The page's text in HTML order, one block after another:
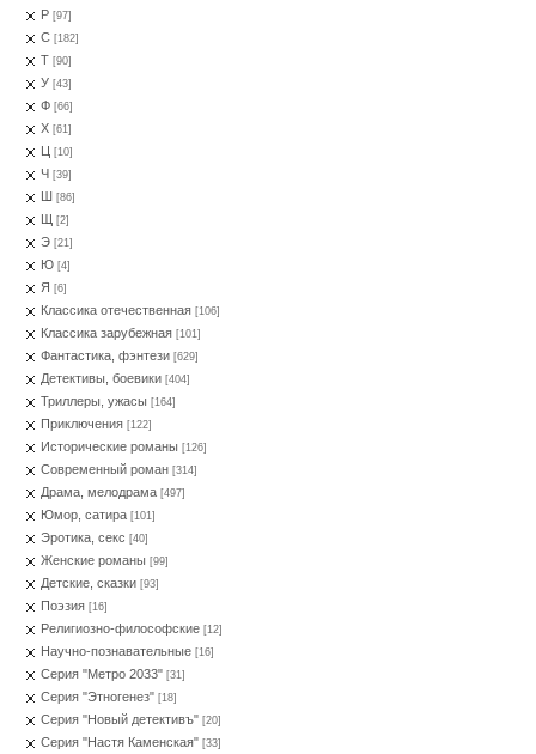
Р [97]
С [182]
Т [90]
У [43]
Ф [66]
Х [61]
Ц [10]
Ч [39]
Ш [86]
Щ [2]
Э [21]
Ю [4]
Я [6]
Классика отечественная [106]
Классика зарубежная [101]
Фантастика, фэнтези [629]
Детективы, боевики [404]
Триллеры, ужасы [164]
Приключения [122]
Исторические романы [126]
Современный роман [314]
Драма, мелодрама [497]
Юмор, сатира [101]
Эротика, секс [40]
Женские романы [99]
Детские, сказки [93]
Поэзия [16]
Религиозно-философские [12]
Научно-познавательные [16]
Серия "Метро 2033" [31]
Серия "Этногенез" [18]
Серия "Новый детективъ" [20]
Серия "Настя Каменская" [33]